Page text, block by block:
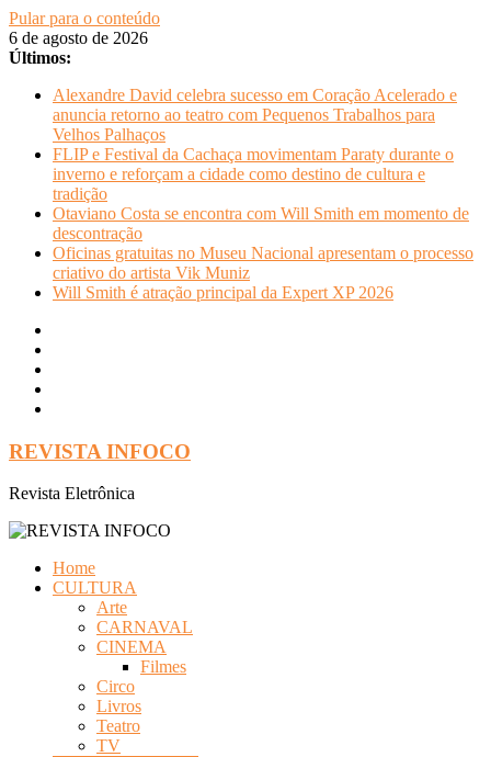
Pular para o conteúdo
6 de agosto de 2026
Últimos:
Alexandre David celebra sucesso em Coração Acelerado e
anuncia retorno ao teatro com Pequenos Trabalhos para
Velhos Palhaços
FLIP e Festival da Cachaça movimentam Paraty durante o
inverno e reforçam a cidade como destino de cultura e
tradição
Otaviano Costa se encontra com Will Smith em momento de
descontração
Oficinas gratuitas no Museu Nacional apresentam o processo
criativo do artista Vik Muniz
Will Smith é atração principal da Expert XP 2026
REVISTA INFOCO
Revista Eletrônica
Home
CULTURA
Arte
CARNAVAL
CINEMA
Filmes
Circo
Livros
Teatro
TV